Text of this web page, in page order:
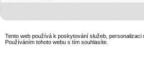
Tento web používá k poskytování služeb,
Používáním tohoto webu s tím souhlasíte.